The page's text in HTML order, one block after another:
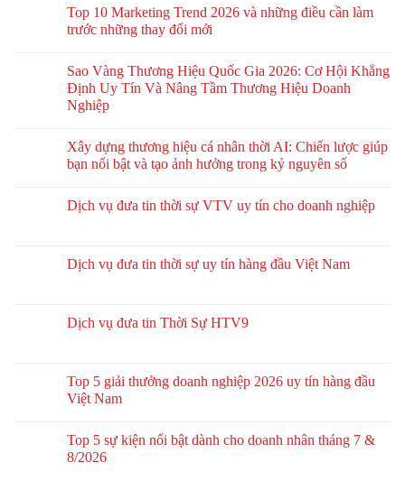
Top 10 Marketing Trend 2026 và những điều cần làm
trước những thay đổi mới
Sao Vàng Thương Hiệu Quốc Gia 2026: Cơ Hội Khẳng
Định Uy Tín Và Nâng Tầm Thương Hiệu Doanh
Nghiệp
Xây dựng thương hiệu cá nhân thời AI: Chiến lược giúp
bạn nổi bật và tạo ảnh hưởng trong kỷ nguyên số
Dịch vụ đưa tin thời sự VTV uy tín cho doanh nghiệp
Dịch vụ đưa tin thời sự uy tín hàng đầu Việt Nam
Dịch vụ đưa tin Thời Sự HTV9
Top 5 giải thưởng doanh nghiệp 2026 uy tín hàng đầu
Việt Nam
Top 5 sự kiện nổi bật dành cho doanh nhân tháng 7 &
8/2026